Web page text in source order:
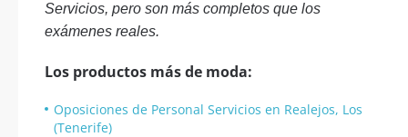
Servicios, pero son más completos que los
exámenes reales.
Los productos más de moda:
Oposiciones de Personal Servicios en Realejos, Los
(Tenerife)